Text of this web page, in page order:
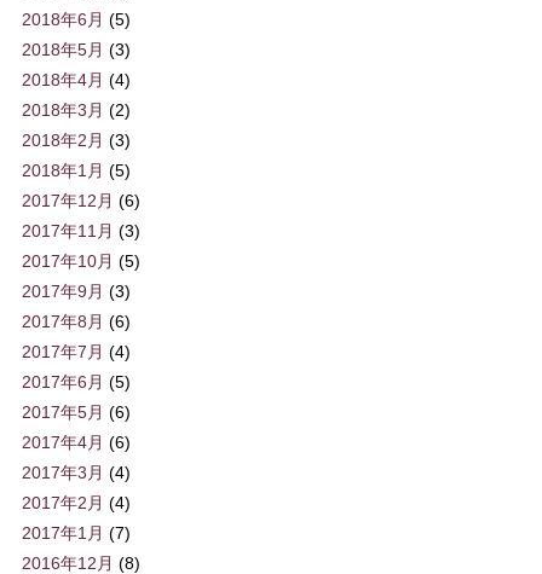
2018年6月 (5)
2018年5月 (3)
2018年4月 (4)
2018年3月 (2)
2018年2月 (3)
2018年1月 (5)
2017年12月 (6)
2017年11月 (3)
2017年10月 (5)
2017年9月 (3)
2017年8月 (6)
2017年7月 (4)
2017年6月 (5)
2017年5月 (6)
2017年4月 (6)
2017年3月 (4)
2017年2月 (4)
2017年1月 (7)
2016年12月 (8)